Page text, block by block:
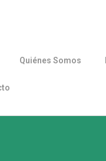
Quiénes Somos